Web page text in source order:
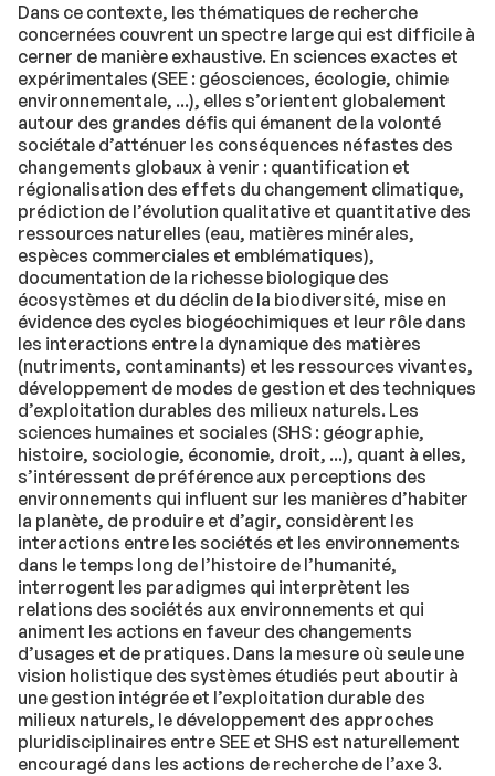
Dans ce contexte, les thématiques de recherche
concernées couvrent un spectre large qui est difficile à
cerner de manière exhaustive. En sciences exactes et
expérimentales (SEE : géosciences, écologie, chimie
environnementale, ...), elles s’orientent globalement
autour des grandes défis qui émanent de la volonté
sociétale d’atténuer les conséquences néfastes des
changements globaux à venir : quantification et
régionalisation des effets du changement climatique,
prédiction de l’évolution qualitative et quantitative des
ressources naturelles (eau, matières minérales,
espèces commerciales et emblématiques),
documentation de la richesse biologique des
écosystèmes et du déclin de la biodiversité, mise en
évidence des cycles biogéochimiques et leur rôle dans
les interactions entre la dynamique des matières
(nutriments, contaminants) et les ressources vivantes,
développement de modes de gestion et des techniques
d’exploitation durables des milieux naturels. Les
sciences humaines et sociales (SHS : géographie,
histoire, sociologie, économie, droit, ...), quant à elles,
s’intéressent de préférence aux perceptions des
environnements qui influent sur les manières d’habiter
la planète, de produire et d’agir, considèrent les
interactions entre les sociétés et les environnements
dans le temps long de l’histoire de l’humanité,
interrogent les paradigmes qui interprètent les
relations des sociétés aux environnements et qui
animent les actions en faveur des changements
d’usages et de pratiques. Dans la mesure où seule une
vision holistique des systèmes étudiés peut aboutir à
une gestion intégrée et l’exploitation durable des
milieux naturels, le développement des approches
pluridisciplinaires entre SEE et SHS est naturellement
encouragé dans les actions de recherche de l’axe 3.